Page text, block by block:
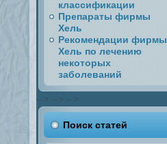
классификации
Препараты фирмы
Хель
Рекомендации фирмы
Хель по лечению
некоторых
заболеваний
--> --> -->
Поиск статей